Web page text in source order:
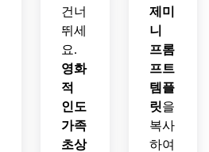
건너
뛰세
요.
영화
적
인도
가족
초상
제미
니
프롬
프트
템플
릿을
복사
하여